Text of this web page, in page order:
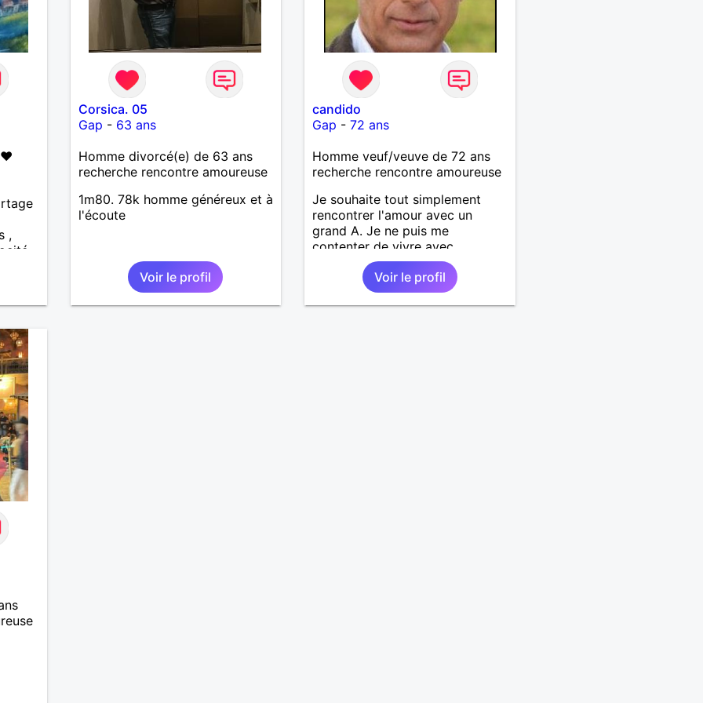
sa
ou
l
,
c
dire
❤️
,
Corsica. 05
Gap - 63 ans
Homme divorcé(e) de 63 ans
recherche rencontre amoureuse
1m80. 78k homme généreux et à
l'écoute
Voir le profil
candido
Gap -72 ans
Homme veuf/veuve de 72 ans
recherche rencontre amoureuse
Je souhaite tout simplement
rencontrer l'amour avec un
grand A. Je ne puis me
contenter de vivre avec
quelqu'un si celui ci(amour)n'est
pas là au quotidien.
Voir le profil